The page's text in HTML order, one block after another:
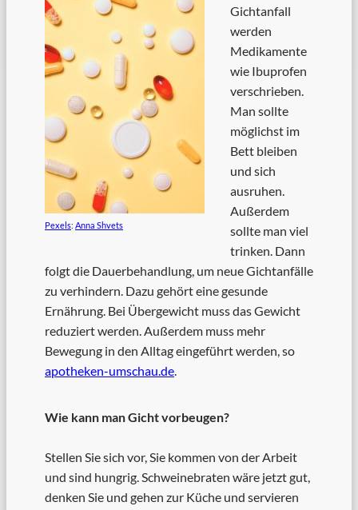
Pexels: Anna Shvets
Gichtanfall
werden
Medikamente
wie Ibuprofen
verschrieben.
Man sollte
möglichst im
Bett bleiben
und sich
ausruhen.
Außerdem
sollte man viel
trinken. Dann
folgt die Dauerbehandlung, um neue Gichtanfälle
zu verhindern. Dazu gehört eine gesunde
Ernährung. Bei Übergewicht muss das Gewicht
reduziert werden. Außerdem muss mehr
Bewegung in den Alltag eingeführt werden, so
apotheken-umschau.de.
Wie kann man Gicht vorbeugen?
Stellen Sie sich vor, Sie kommen von der Arbeit
und sind hungrig. Schweinebraten wäre jetzt gut,
denken Sie und gehen zur Küche und servieren